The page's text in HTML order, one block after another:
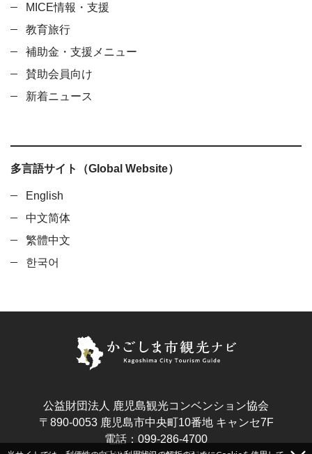
MICE情報・支援
教育旅行
補助金・支援メニュー
賛助会員向け
新着ニュース
多言語サイト（Global Website）
English
中文简体
繁體中文
한국어
公益財団法人 鹿児島観光コンベンション協会
〒890-0053 鹿児島市中央町10番地 キャンセ7F
電話：099-286-4700